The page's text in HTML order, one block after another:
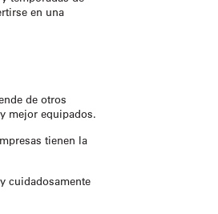
en una
de otros
mejor equipados.
tienen la
cuidadosamente